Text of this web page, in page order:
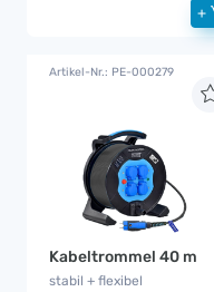
+
Artikel-Nr.: PE-000279
Kabeltrommel 40 m
stabil + flexibel